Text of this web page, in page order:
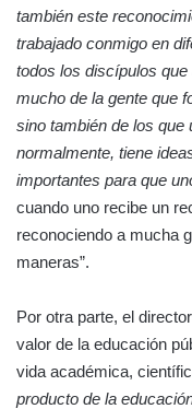
también este
trabajado conmigo en
todos los discípulos
mucho de la gente que
sino también de los que
normalmente, tiene
importantes para que
cuando uno recibe un
reconociendo a mucha
maneras”.
Por otra parte, el
valor de la educación
vida académica,
producto de la